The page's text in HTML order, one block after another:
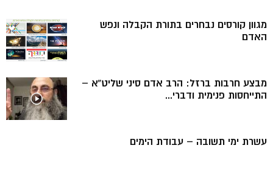
מגוון קורסים נבחרים בתורת הקבלה ונפש
האדם
מבצע חרבות ברזל: הרב אדם סיני שליט”א –
התייחסות פנימית ודברי...
עשרת ימי תשובה – עבודת הימים